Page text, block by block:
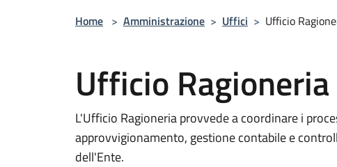
Home > Amministrazione > Uffici > Ufficio
Ufficio Ragioneria
L'Ufficio Ragioneria provvede a coordinare i
approvvigionamento, gestione contabile e
dell'Ente.